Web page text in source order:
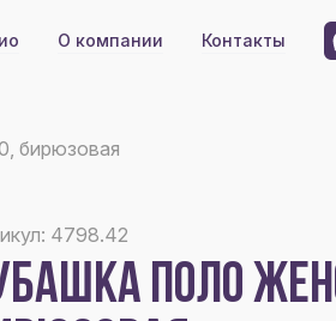
О компании Контакты
бирюзовая
4798.42
ПОЛО